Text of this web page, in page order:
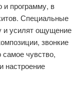
и программу, в
Специальные
и усилят ощущение
звонкие
чувство,
настроение